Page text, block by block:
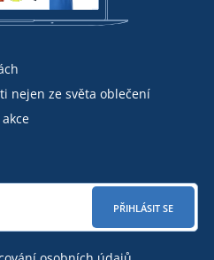
nejen ze světa oblečení
PŘIHLÁSIT SE